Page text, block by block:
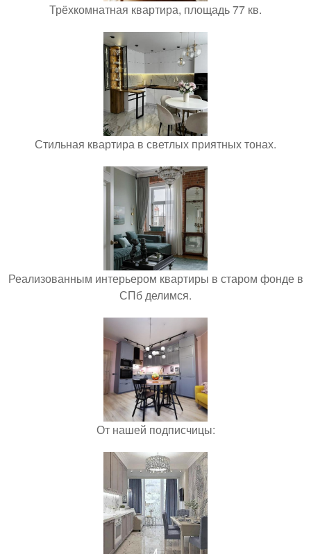
Трёхкомнатная квартира, площадь 77 кв.
Стильная квартира в светлых приятных тонах.
Реализованным интерьером квартиры в старом фонде в
СПб делимся.
От нашей подписчицы: